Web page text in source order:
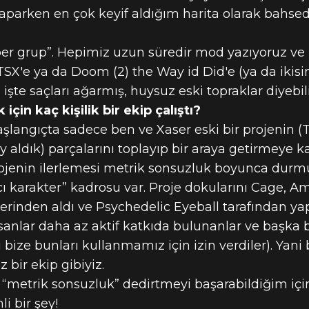
en çok keyif aldığım harita olarak
grup”. Hepimiz uzun süredir mod yazıyoruz
ya da Doom (2) the Way id Did'e (ya da
saçları ağarmış, huysuz eski topraklar
kaç kişilik bir ekip çalıştı?
sadece ben ve Xaser eski bir projenin
aldık) parçalarını toplayıp bir araya getirmeye
ilerlemesi metrik sonsuzluk boyunca
karakter” kadrosu var. Proje dokularını Cage,
aldı ve Psychedelic Eyeball tarafından
daha az aktif katkıda bulunanlar ve başka
bize bunları kullanmamız için izin verdiler).
bir ekip gibiyiz.
“metrik sonsuzluk” dedirtmeyi başarabildiğim
bir şey!